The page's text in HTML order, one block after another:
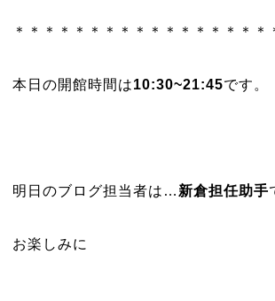
＊＊＊＊＊＊＊＊＊＊＊＊＊＊＊＊＊
本日の開館時間は10:30~21:45です。
明日のブログ担当者は… 新倉担任助手
お楽しみに